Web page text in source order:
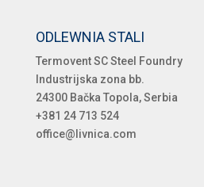
ODLEWNIA STALI
Termovent SC Steel Foundry
Industrijska zona bb.
24300 Bačka Topola, Serbia
+381 24 713 524
office@livnica.com